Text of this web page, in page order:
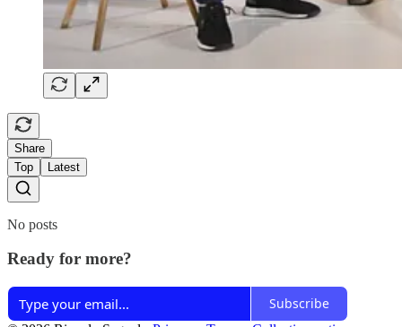
Share
Top
Latest
No posts
Ready for more?
Subscribe